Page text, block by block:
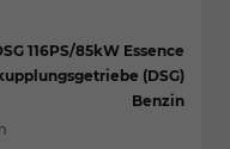
116PS/85kW Essence
(DSG)
Benzin